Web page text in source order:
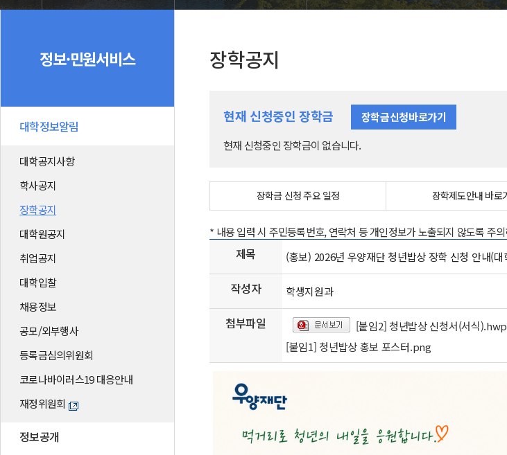
대학정보알림
정보공개
정보서비스안내
온라인민원센터
청렴행정
갑질신고센터
유실물 센터
SEOULTECH광장
대학공지사항
학사공지
장학공지
대학원공지
취업공지
대학입찰
채용정보
공모/외부행사
등록금심의위원회
코로나바이러스19 대응안내
재정위원회
정보·민원서비스
대학정보알림
대학공지사항
학사공지
장학공지
대학원공지
취업공지
대학입찰
채용정보
공모/외부행사
등록금심의위원회
코로나바이러스19 대응안내
재정위원회
정보공개
장학공지
현재 신청중인 장학금
장학금신청바로가기
현재 신청중인 장학금이 없습니다.
장학금 신청 주요 일정 장학제도안내 바로
* 내용 입력 시 주민등록번호, 연락처 등 개인정보가 노출되지 않도록 주
제목 (홍보) 2026년 우양재단 청년밥상 장학 신청 안내(
작성자 학생지원과
첨부파일
[붙임2] 청년밥상 신청서(서식).hwp
[붙임1] 청년밥상 홍보 포스터.png